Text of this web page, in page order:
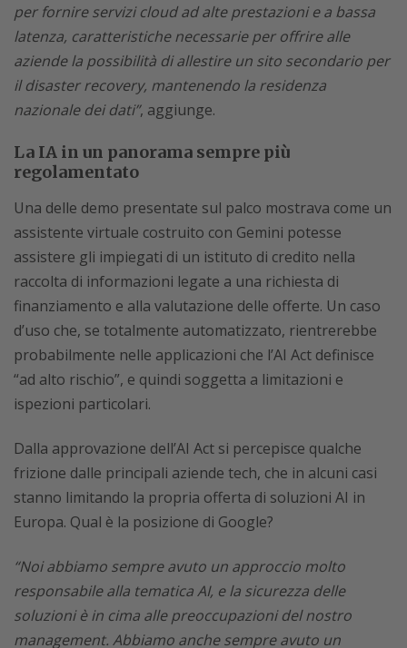
per fornire servizi cloud ad alte prestazioni e a bassa
latenza, caratteristiche necessarie per offrire alle
aziende la possibilità di allestire un sito secondario per
il disaster recovery, mantenendo la residenza
nazionale dei dati”, aggiunge.
La IA in un panorama sempre più
regolamentato
Una delle demo presentate sul palco mostrava come un
assistente virtuale costruito con Gemini potesse
assistere gli impiegati di un istituto di credito nella
raccolta di informazioni legate a una richiesta di
finanziamento e alla valutazione delle offerte. Un caso
d’uso che, se totalmente automatizzato, rientrerebbe
probabilmente nelle applicazioni che l’AI Act definisce
“ad alto rischio”, e quindi soggetta a limitazioni e
ispezioni particolari.
Dalla approvazione dell’AI Act si percepisce qualche
frizione dalle principali aziende tech, che in alcuni casi
stanno limitando la propria offerta di soluzioni AI in
Europa. Qual è la posizione di Google?
“Noi abbiamo sempre avuto un approccio molto
responsabile alla tematica AI, e la sicurezza delle
soluzioni è in cima alle preoccupazioni del nostro
management. Abbiamo anche sempre avuto un